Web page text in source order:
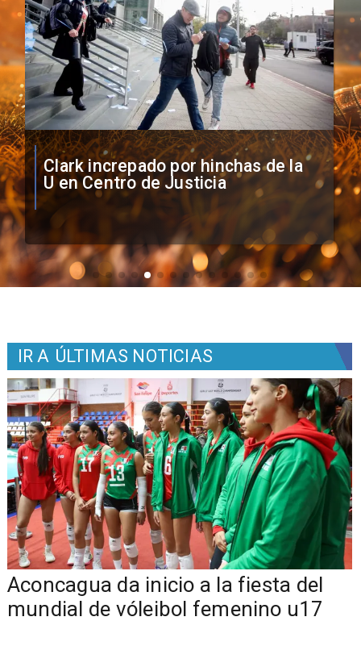
Vozinha firma contrato con Colo
Colo como nuevo arquero
IR A ÚLTIMAS NOTICIAS
Aconcagua da inicio a la fiesta del
mundial de vóleibol femenino u17